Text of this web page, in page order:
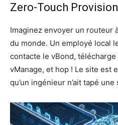
Zero-Touch
Ima­gi­nez envoyer un rou­teur
du monde. Un employé local
contacte le vBond,
vMa­nage, et hop ! Le site est
qu’un ingé­nieur n’ait tapé